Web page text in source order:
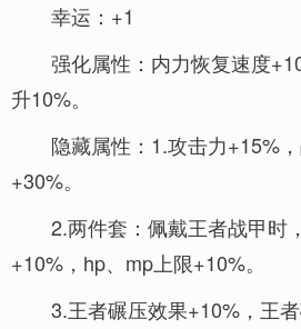
幸运：+1
强化属性：内力恢复速度
升10%。
隐藏属性：1.攻击力+15%
+30%。
2.两件套：佩戴王者战甲时
+10%，hp、mp上限+10%。
3.王者碾压效果+10%，王者